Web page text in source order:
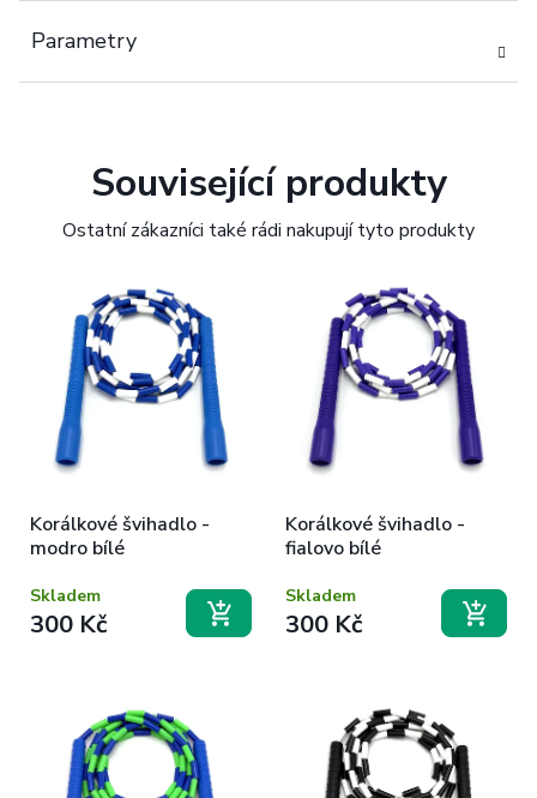
Parametry
Související produkty
Ostatní zákazníci také rádi nakupují tyto produkty
Korálkové švihadlo -
modro bílé
300 Kč
Skladem
Korálkové švihadlo -
fialovo bílé
300 Kč
Skladem